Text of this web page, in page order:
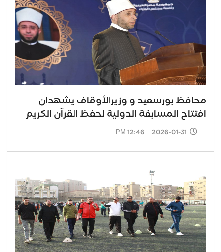
محافظ بورسعيد و وزيرالأوقاف يشهدان
افتتاح المسابقة الدولية لحفظ القرآن الكريم
2026-01-31 12:46 PM